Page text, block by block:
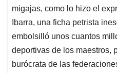
migajas, como lo hizo el
Ibarra, una ficha petrista
embolsilló unos cuantos
deportivas de los maestros,
burócrata de las